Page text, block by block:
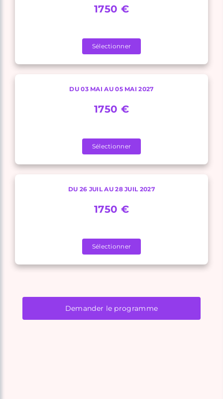
1750 €
Sélectionner
DU 03 MAI AU 05 MAI 2027
1750 €
Sélectionner
DU 26 JUIL AU 28 JUIL 2027
1750 €
Sélectionner
Demander le programme